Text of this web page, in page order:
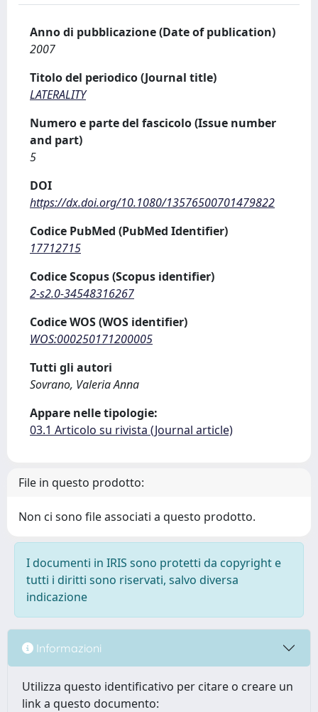
Anno di pubblicazione (Date of publication)
2007
Titolo del periodico (Journal title)
LATERALITY
Numero e parte del fascicolo (Issue number
and part)
5
DOI
https://dx.doi.org/10.1080/13576500701479822
Codice PubMed (PubMed Identifier)
17712715
Codice Scopus (Scopus identifier)
2-s2.0-34548316267
Codice WOS (WOS identifier)
WOS:000250171200005
Tutti gli autori
Sovrano, Valeria Anna
Appare nelle tipologie:
03.1 Articolo su rivista (Journal article)
File in questo prodotto:
Non ci sono file associati a questo prodotto.
I documenti in IRIS sono protetti da copyright e
tutti i diritti sono riservati, salvo diversa
indicazione
Informazioni
Utilizza questo identificativo per citare o creare un
link a questo documento: